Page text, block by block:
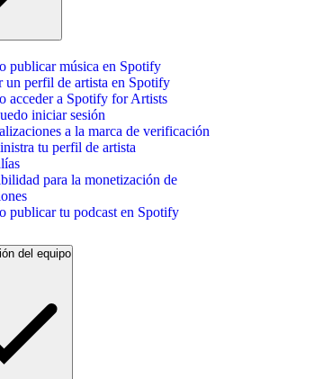
publicar música en Spotify
un perfil de artista en Spotify
acceder a Spotify for Artists
iniciar sesión
a la marca de verificación
tu perfil de artista
para la monetización de
publicar tu podcast en Spotify
del equipo